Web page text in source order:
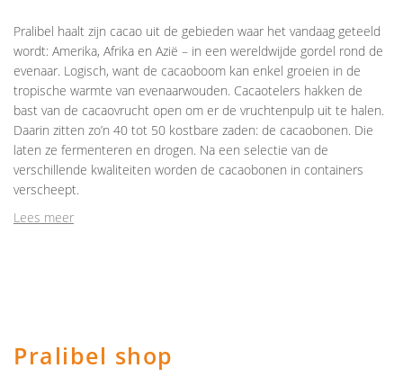
Pralibel haalt zijn cacao uit de gebieden waar het vandaag geteeld
wordt: Amerika, Afrika en Azië – in een wereldwijde gordel rond de
evenaar. Logisch, want de cacaoboom kan enkel groeien in de
tropische warmte van evenaarwouden. Cacaotelers hakken de
bast van de cacaovrucht open om er de vruchtenpulp uit te halen.
Daarin zitten zo’n 40 tot 50 kostbare zaden: de cacaobonen. Die
laten ze fermenteren en drogen. Na een selectie van de
verschillende kwaliteiten worden de cacaobonen in containers
verscheept.
Lees meer
Pralibel shop